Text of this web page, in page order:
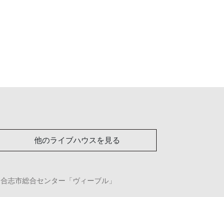
他のライブハウスを見る
合志市総合センター「ヴィーブル」